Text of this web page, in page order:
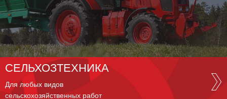
СЕЛЬХОЗТЕХНИКА
Для любых видов
сельскохозяйственных работ